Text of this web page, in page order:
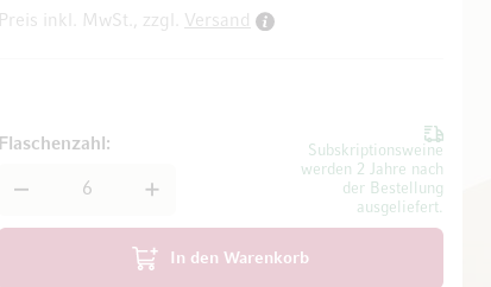
Preis inkl. MwSt., zzgl. Versand
Subskriptionsweine
werden 2 Jahre nach
der Bestellung
ausgeliefert.
Flaschenzahl
In den Warenkorb